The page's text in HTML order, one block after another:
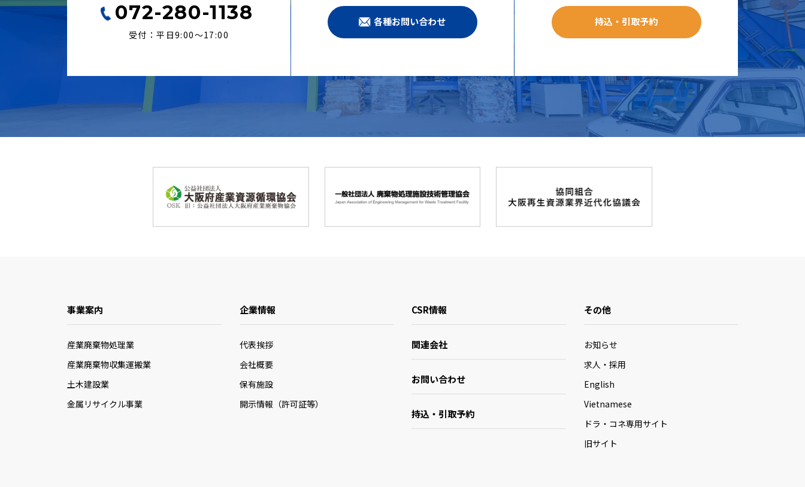
072-280-1138
受付：平日9:00〜17:00
各種お問い合わせ 持込・引取予約
事業案内
産業廃棄物処理業
産業廃棄物収集運搬業
土木建設業
金属リサイクル事業
企業情報
代表挨拶
会社概要
保有施設
開示情報（許可証等）
CSR情報
関連会社
お問い合わせ
持込・引取予約
その他
お知らせ
求人・採用
English
Vietnamese
ドラ・コネ専用サイト
旧サイト